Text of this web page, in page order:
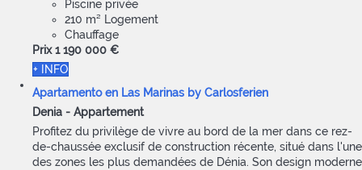
Piscine privée
210 m² Logement
Chauffage
Prix 1 190 000 €
+ INFO
Apartamento en Las Marinas by Carlosferien
Denia - Appartement
Profitez du privilège de vivre au bord de la mer dans ce rez-
de-chaussée exclusif de construction récente, situé dans l'une
des zones les plus demandées de Dénia. Son design moderne